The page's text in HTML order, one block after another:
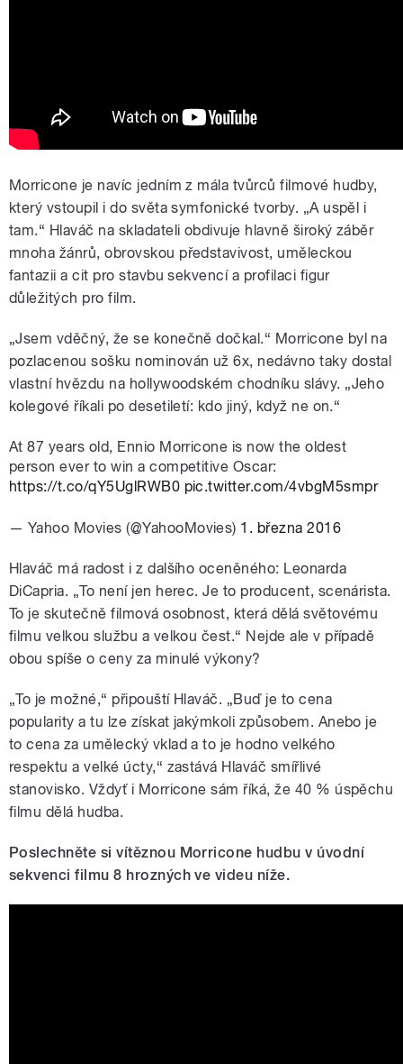
Morricone je navíc jedním z mála tvůrců filmové hudby,
který vstoupil i do světa symfonické tvorby. „A uspěl i
tam.“ Hlaváč na skladateli obdivuje hlavně široký záběr
mnoha žánrů, obrovskou představivost, uměleckou
fantazii a cit pro stavbu sekvencí a profilaci figur
důležitých pro film.
„Jsem vděčný, že se konečně dočkal.“ Morricone byl na
pozlacenou sošku nominován už 6x, nedávno taky dostal
vlastní hvězdu na hollywoodském chodníku slávy. „Jeho
kolegové říkali po desetiletí: kdo jiný, když ne on.“
At 87 years old, Ennio Morricone is now the oldest
person ever to win a competitive Oscar:
https://t.co/qY5UglRWB0 pic.twitter.com/4vbgM5smpr
— Yahoo Movies (@YahooMovies) 1. března 2016
Hlaváč má radost i z dalšího oceněného: Leonarda
DiCapria. „To není jen herec. Je to producent, scenárista.
To je skutečně filmová osobnost, která dělá světovému
filmu velkou službu a velkou čest.“ Nejde ale v případě
obou spíše o ceny za minulé výkony?
„To je možné,“ připouští Hlaváč. „Buď je to cena
popularity a tu lze získat jakýmkoli způsobem. Anebo je
to cena za umělecký vklad a to je hodno velkého
respektu a velké úcty,“ zastává Hlaváč smířlivé
stanovisko. Vždyť i Morricone sám říká, že 40 % úspěchu
filmu dělá hudba.
Poslechněte si vítěznou Morricone hudbu v úvodní
sekvenci filmu 8 hrozných ve videu níže.